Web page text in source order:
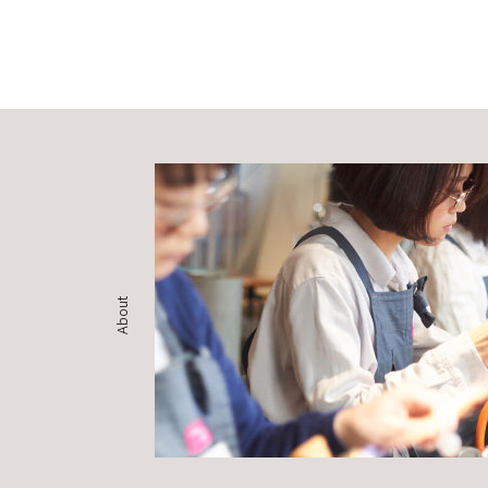
About